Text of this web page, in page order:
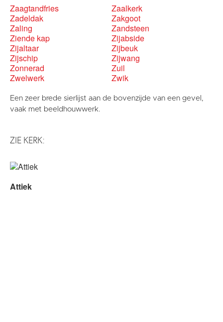
Zaagtandfries
Zaalkerk
Zadeldak
Zakgoot
Zaling
Zandsteen
Ziende kap
Zijabside
Zijaltaar
Zijbeuk
Zijschip
Zijwang
Zonnerad
Zuil
Zwelwerk
Zwik
Een zeer brede sierlijst aan de bovenzijde van een gevel,
vaak met beeldhouwwerk.
ZIE KERK:
Attiek